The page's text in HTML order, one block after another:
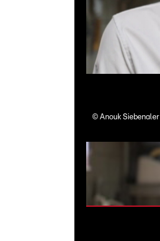
© Anouk Siebenaler